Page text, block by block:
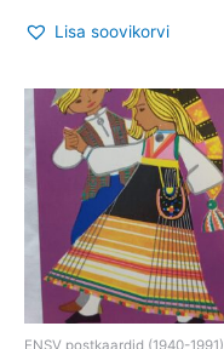
Lisa soovikorvi